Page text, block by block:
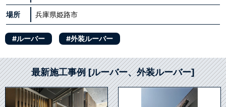
場所 兵庫県姫路市
#ルーバー #外装ルーバー
最新施工事例 [ルーバー、外装ルーバー]